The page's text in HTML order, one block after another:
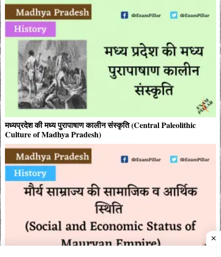
मध्यप्रदेश की मध्य पुरापाषाण कालीन संस्कृति (Central Paleolithic
Culture of Madhya Pradesh)